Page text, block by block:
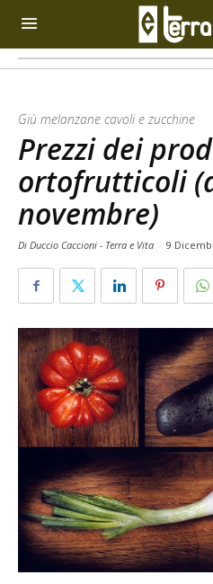
Giù melanzane cavoli e zucchine
Prezzi dei
ortofrutticoli
novembre)
Di Duccio Caccioni - Terra e Vita - 9